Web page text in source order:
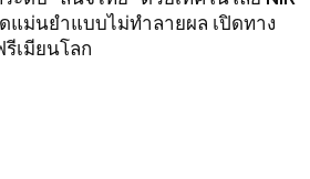
แม่นยำแบบไม่ทำลายผล เปิดทาง
เมียนโลก